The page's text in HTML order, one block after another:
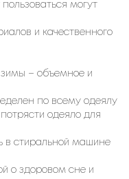
могут
и качественного
зимы – объемное и
по всему одеялу
одеяло для
в стиральной машине
о здоровом сне и